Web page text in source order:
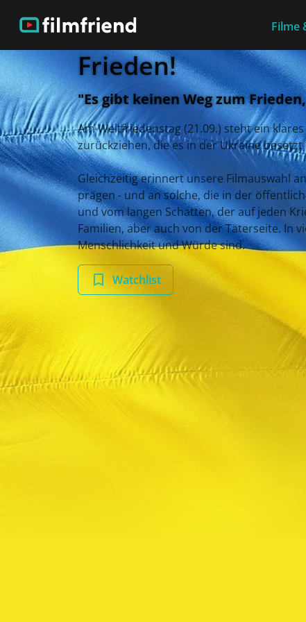
Filme
Frieden!
"Es gibt keinen Weg zum
Am Weltfriedenstag (21.09.) steht ein
zurückziehen, die es in der Ukraine
Gleichzeitig erinnert unsere Filmauswahl
prägen - und an solche, die in der
und vom langen Schatten, der auf jeden
Familien, aber auch von der Täterseite. In
Menschlichkeit und Würde sind.
Watchlist